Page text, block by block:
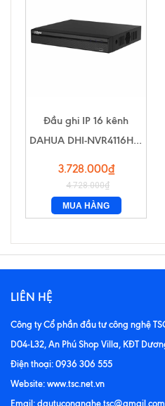
Đầu ghi IP 16 kênh
DAHUA DHI-NVR4116HS-
3.728.000₫
4.728.000₫
MUA HÀNG
LIÊN HỆ
Công ty Cổ phần đầu tư công nghệ
D04-L32, An Phú Shop Villa, KĐT
Điện thoại: 0936 306 555
Website: www.tsc.net.vn
Email: dautucongnghe.tsc@gmail.com